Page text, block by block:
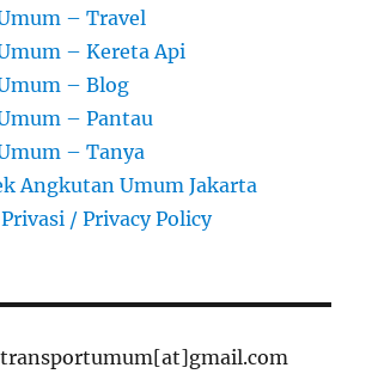
– Travel
– Kereta Api
– Blog
– Pantau
– Tanya
Angkutan Umum Jakarta
/ Privacy Policy